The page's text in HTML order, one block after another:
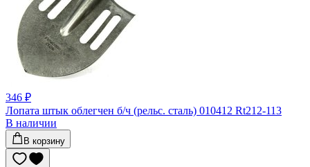
346 ₽
Лопата штык облегчен б/ч (рельс. сталь) 010412 Rt212-113
В наличии
В корзину